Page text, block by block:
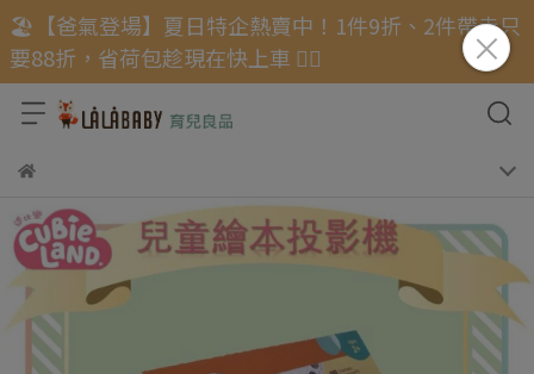
🏖️【爸氣登場】夏日特企熱賣中！1件9折、2件帶走只
要88折，省荷包趁現在快上車 🏃‍♂️